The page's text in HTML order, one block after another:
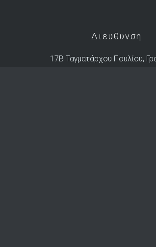
Διευθυνση
17B Ταγματάρχου Πουλίου,